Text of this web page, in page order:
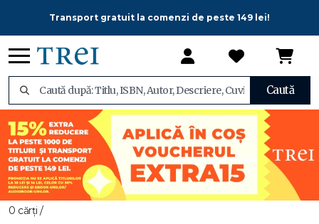
Transport gratuit la comenzi de peste 149 lei!
Caută
0 cărți /